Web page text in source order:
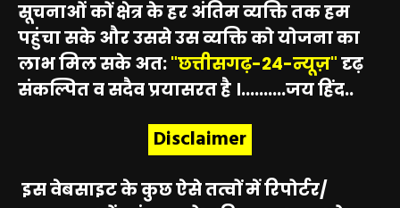
सूचनाओं कों क्षेत्र के हर अंतिम व्यक्ति तक हम
पहुंचा सके और उससे उस व्यक्ति को योजना का
लाभ मिल सके अत:"छत्तीसगढ़-24-न्यूज़"दृढ़
संकल्पित व सदैव प्रयासरत है ।..........जय हिंद..
Disclaimer
इस वेबसाइट के कुछ ऐसे तत्वों में रिपोर्टर/